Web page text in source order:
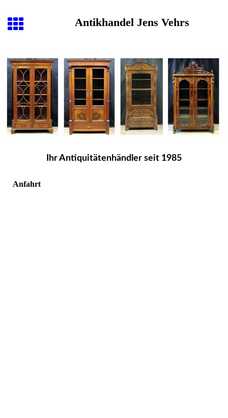
Antikhandel Jens Vehrs
Ihr Antiquitätenhändler seit 1985
Anfahrt